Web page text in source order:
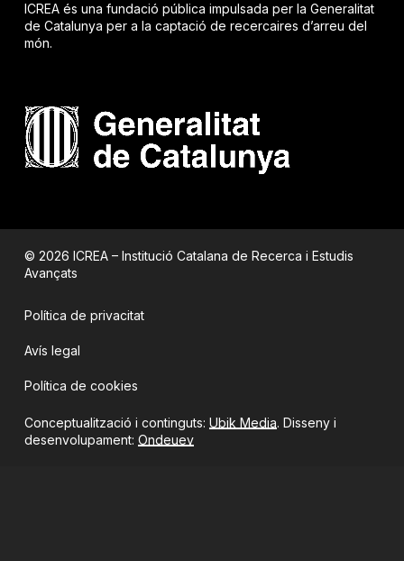
ICREA és una fundació pública impulsada per la Generalitat
de Catalunya per a la captació de recercaires d’arreu del
món.
© 2026 ICREA – Institució Catalana de Recerca i Estudis
Avançats
Política de privacitat
Avís legal
Política de cookies
Conceptualització i continguts: Ubik Media. Disseny i
desenvolupament: Ondeuev